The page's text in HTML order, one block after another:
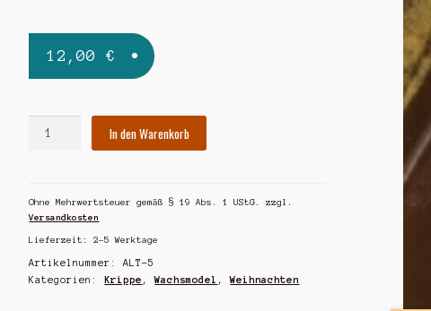
12,00 €
dem
Arm
Menge
In den Warenkorb
Ohne Mehrwertsteuer gemäß § 19 Abs. 1 UStG.
zzgl.
Versandkosten
Lieferzeit:2-5 Werktage
Artikelnummer:ALT-5
Kategorien:Krippe ,Wachsmodel ,Weihnachten